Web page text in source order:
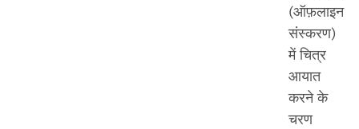
(ऑफ़लाइन
संस्करण)
में चित्र
आयात
करने के
चरण